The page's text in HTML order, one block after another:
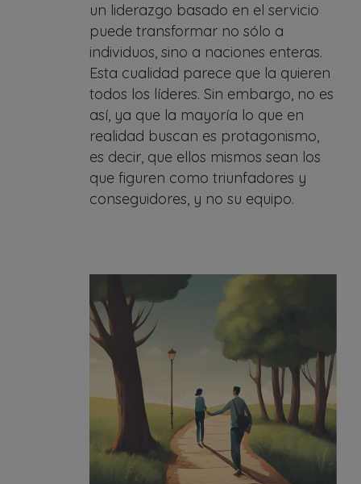
un liderazgo basado en el servicio
puede transformar no sólo a
individuos, sino a naciones enteras.
Esta cualidad parece que la quieren
todos los líderes. Sin embargo, no es
así, ya que la mayoría lo que en
realidad buscan es protagonismo,
es decir, que ellos mismos sean los
que figuren como triunfadores y
conseguidores, y no su equipo.